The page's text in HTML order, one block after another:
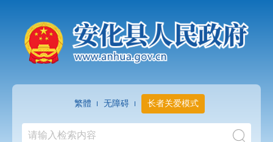
繁體 无障碍 长者关爱模式